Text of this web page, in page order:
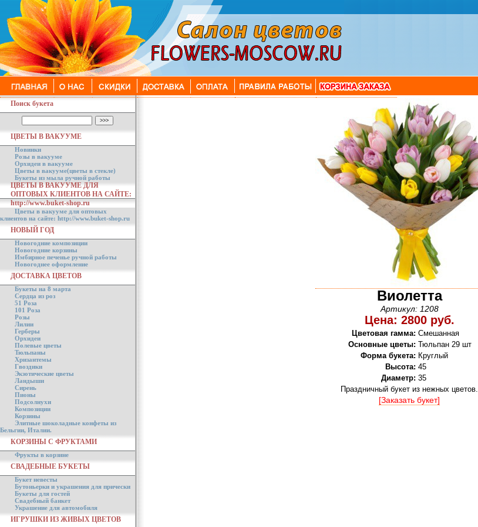
Поиск букета
ЦВЕТЫ В ВАКУУМЕ
Новинки
Розы в вакууме
Орхидеи в вакууме
Цветы в вакууме(цветы в стекле)
Букеты из мыла ручной работы
ЦВЕТЫ В ВАКУУМЕ ДЛЯ
ОПТОВЫХ КЛИЕНТОВ НА САЙТЕ:
http://www.buket-shop.ru
Цветы в вакууме для оптовых
клиентов на сайте: http://www.buket-shop.ru
НОВЫЙ ГОД
Новогодние композиции
Новогодние корзины
Имбирное печенье ручной работы
Новогоднее оформление
ДОСТАВКА ЦВЕТОВ
Букеты на 8 марта
Сердца из роз
51 Роза
101 Роза
Розы
Лилии
Герберы
Орхидеи
Полевые цветы
Тюльпаны
Хризантемы
Гвоздики
Экзотические цветы
Ландыши
Сирень
Пионы
Подсолнухи
Композиции
Корзины
Элитные шоколадные конфеты из
Бельгии, Италии.
КОРЗИНЫ С ФРУКТАМИ
Фрукты в корзине
СВАДЕБНЫЕ БУКЕТЫ
Букет невесты
Бутоньерки и украшения для прически
Букеты для гостей
Свадебный банкет
Украшение для автомобиля
ИГРУШКИ ИЗ ЖИВЫХ ЦВЕТОВ
Виолетта
Артикул: 1208
Цена: 2800 руб.
Цветовая гамма: Смешанная
Основные цветы: Тюльпан 29 шт
Форма букета: Круглый
Высота: 45
Диаметр: 35
Праздничный букет из нежных цветов.
[Заказать букет]